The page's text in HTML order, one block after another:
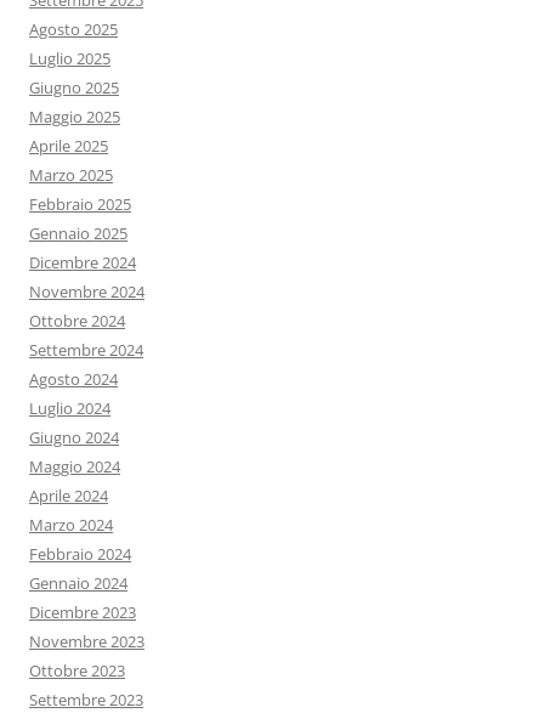
Agosto 2025
Luglio 2025
Giugno 2025
Maggio 2025
Aprile 2025
Marzo 2025
Febbraio 2025
Gennaio 2025
Dicembre 2024
Novembre 2024
Ottobre 2024
Settembre 2024
Agosto 2024
Luglio 2024
Giugno 2024
Maggio 2024
Aprile 2024
Marzo 2024
Febbraio 2024
Gennaio 2024
Dicembre 2023
Novembre 2023
Ottobre 2023
Settembre 2023